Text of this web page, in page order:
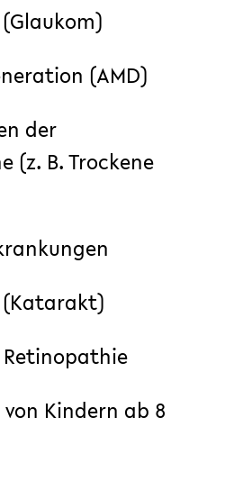
(AMD)
der
(z. B. Trockene
Kindern ab 8